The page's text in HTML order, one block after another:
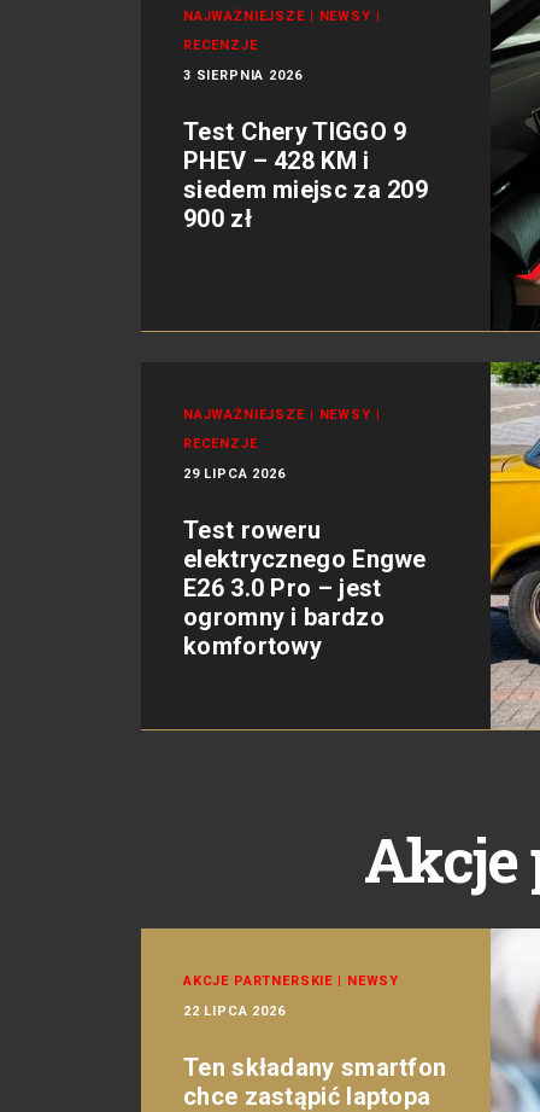
NAJWAŻNIEJSZE | NEWSY |
RECENZJE
3 SIERPNIA 2026
Test Chery TIGGO 9
PHEV – 428 KM i
siedem miejsc za 209
900 zł
NAJWAŻNIEJSZE | NEWSY |
RECENZJE
29 LIPCA 2026
Test roweru
elektrycznego Engwe
E26 3.0 Pro – jest
ogromny i bardzo
komfortowy
Akcje
AKCJE PARTNERSKIE | NEWSY
22 LIPCA 2026
Ten składany smartfon
chce zastąpić laptopa